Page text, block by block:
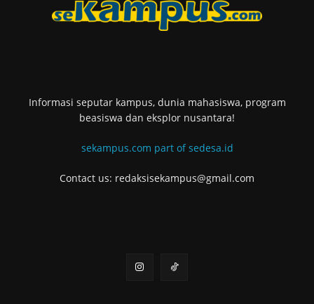
Informasi seputar kampus, dunia mahasiswa, program
beasiswa dan eksplor nusantara!
sekampus.com part of sedesa.id
Contact us: redaksisekampus@gmail.com